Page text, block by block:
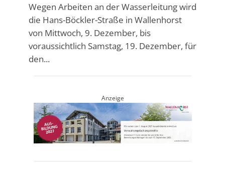
Wegen Arbeiten an der Wasserleitung wird
die Hans-Böckler-Straße in Wallenhorst
von Mittwoch, 9. Dezember, bis
voraussichtlich Samstag, 19. Dezember, für
den...
Anzeige